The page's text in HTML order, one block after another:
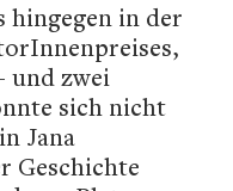
hingegen in der
und zwei
sich nicht
Jana
Geschichte